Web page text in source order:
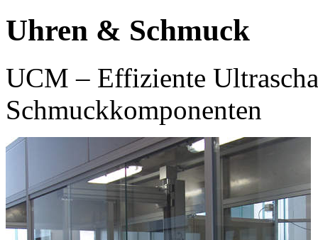
Uhren & Schmuck
UCM – Effiziente
Schmuckkomponenten